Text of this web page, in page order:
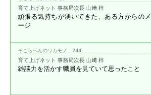
育て上げネット 事務局次長 山﨑 梓
頑張る気持ちが湧いてきた、 ある方からの
ージ
そこらへんのワカモノ 244
育て上げネット 事務局次長 山﨑 梓
雑談力を活かす職員を見ていて思ったこと